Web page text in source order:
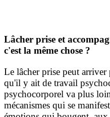
Lâcher prise et
c'est la même chose ?
Le lâcher prise peut arriver
qu'il y ait de travail
psychocorporel va plus
mécanismes qui se